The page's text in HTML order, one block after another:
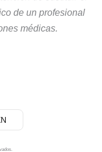
de un profesional
médicas.